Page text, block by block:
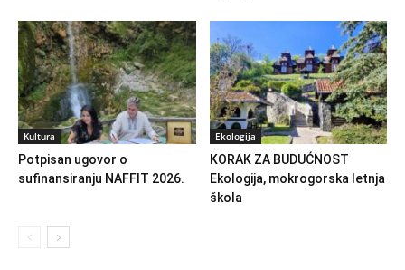
Kultura
Potpisan ugovor o
sufinansiranju NAFFIT 2026.
Ekologija
KORAK ZA BUDUĆNOST
Ekologija, mokrogorska letnja
škola